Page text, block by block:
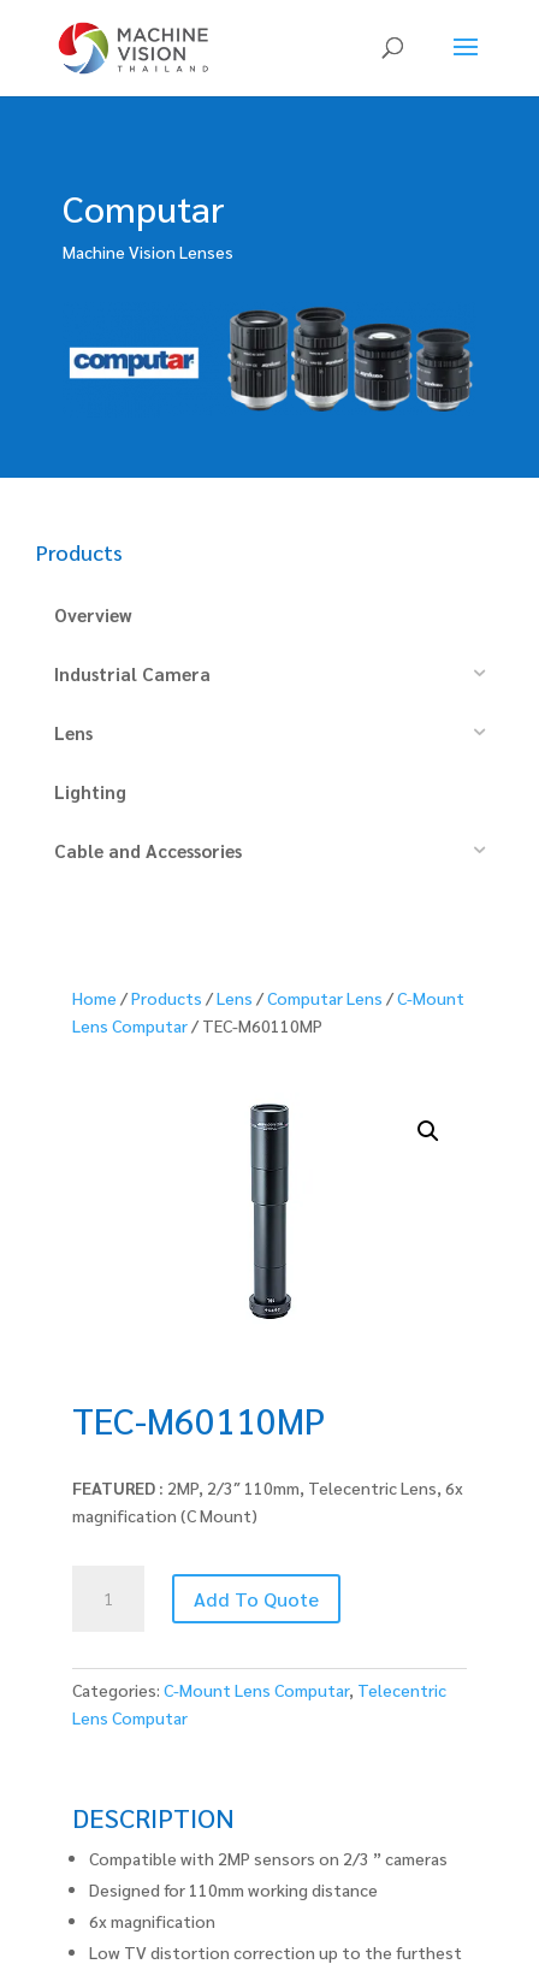
Products
search
Computar
Machine Vision Lenses
Products
Overview
Industrial Camera
Lens
Lighting
Cable and Accessories
Home /Products /Lens /Computar Lens /C-Mount
Lens Computar/ TEC-M60110MP
TEC-M60110MP
FEATURED : 2MP, 2/3″ 110mm, Telecentric Lens, 6x
magnification (C Mount)
M60110MP
Add To Quote
Categories: C-Mount Lens Computar, Telecentric
Lens Computar
DESCRIPTION
Compatible with 2MP sensors on 2/3 ” cameras
Designed for 110mm working distance
6x magnification
Low TV distortion correction up to the furthest